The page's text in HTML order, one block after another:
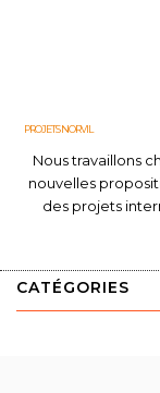
PROJETS NORVIL
Nous travaillons
nouvelles
des projets
CATÉGORIES